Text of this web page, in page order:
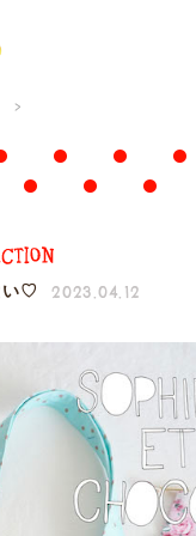
い♡ 2023.04.12